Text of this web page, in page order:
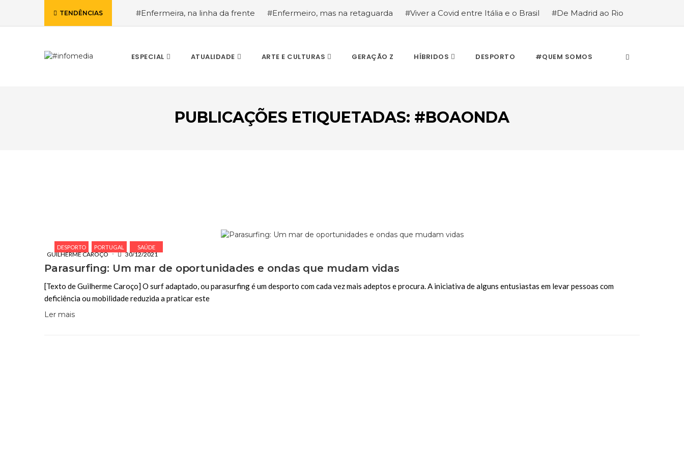
TENDÊNCIAS #Enfermeira, na linha da frente #Enfermeiro, mas na retaguarda #Viver a Covid entre Itália e o Brasil
#De Madrid ao Rio
ESPECIAL ATUALIDADE ARTE E CULTURAS GERAÇÃO Z HÍBRIDOS DESPORTO #QUEM SOMOS
PUBLICAÇÕES ETIQUETADAS: #BOAONDA
DESPORTO PORTUGAL SAÚDE
GUILHERME CAROÇO 30/12/2021
Parasurfing: Um mar de oportunidades e ondas que mudam vidas
[Texto de Guilherme Caroço] O surf adaptado, ou parasurfing é um desporto com cada vez mais adeptos e procura. A iniciativa de alguns entusiastas em levar pessoas com
deficiência ou mobilidade reduzida a praticar este
Ler mais